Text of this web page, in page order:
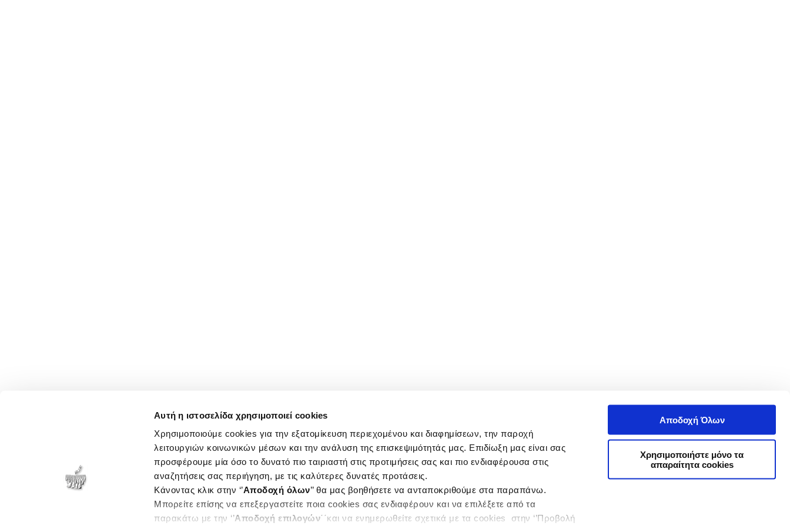
Αυτή η ιστοσελίδα χρησιμοποιεί cookies
Χρησιμοποιούμε cookies για την εξατομίκευση περιεχομένου και διαφημίσεων, την παροχή
λειτουργιών κοινωνικών μέσων και την ανάλυση της επισκεψιμότητάς μας. Επιδίωξη μας είναι σας
προσφέρουμε μία όσο το δυνατό πιο ταιριαστή στις προτιμήσεις σας και πιο ενδιαφέρουσα στις
αναζητήσεις σας περιήγηση, με τις καλύτερες δυνατές προτάσεις.
Κάνοντας κλικ στην ‘’Αποδοχή όλων’’ θα μας βοηθήσετε να ανταποκριθούμε στα παραπάνω.
Μπορείτε επίσης να επεξεργαστείτε ποια cookies σας ενδιαφέρουν και να επιλέξετε από τα
παρακάτω με την ‘’Αποδοχή επιλογών΄΄και να ενημερωθείτε σχετικά με τα cookies στην ‘’Προβολή
Αποδοχή Όλων
Χρησιμοποιήστε μόνο τα
απαραίτητα cookies